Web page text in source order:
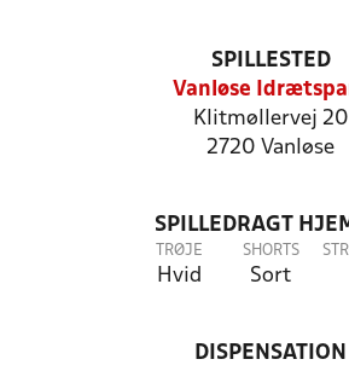
SPILLESTED
Vanløse
Klitmøllervej 20
2720 Vanløse
SPILLEDRAGT
TRØJE
Hvid
SHORTS
Sort
DISPENSATION